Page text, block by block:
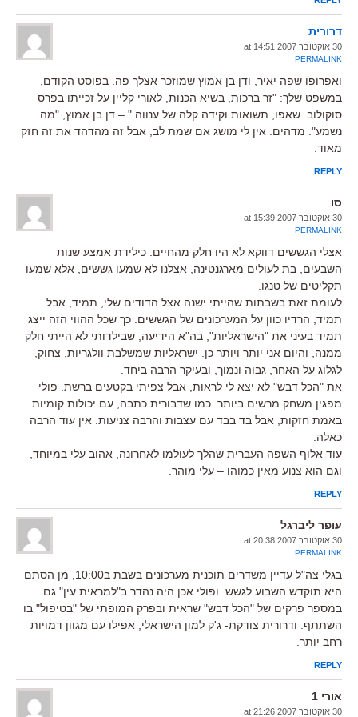
דרורית
30 אוקטובר 2007 at 14:51
PERMALINK
ואפרופו שפה יאיר, ודן בן אמוץ שמוזכר אצלך פה. בפוסט הקודם,
במשפט שלך: "זר ברכות, בשיא הכנות, לאורי קליין על זכייתו בפרס
סוקולוב. שאפו, תשואות וקידה קלה של ענווה." – דן בן אמוץ, "מה
נשמע". מדהים. אין לי מושג אם שמת לב, אבל זה מהדהד את זה חזק
מאוד.
REPLY
סו
30 אוקטובר 2007 at 15:39
PERMALINK
אצלי הגששים דווקא לא היו חלק מהחיים. כילידת אמצע שנות
השבעים, בת לעולים מארגנטינה, אצלנו לא שמעו גששים, אלא שמעו
תקליטים של טנגו.
לעומת זאת בשבתות שהייתי ישנה אצל הדודים שלי, תמיד, אבל
תמיד, הרדיו כוון על המערכונים של הגששים. כך שכל ההווי הזה ייצג
תמיד בעיני את "הישראליות", בה"א הידיעה, שבילדותי לא הייתי חלק
ממנה, והיום אני יותר ויותר כן. ישראליות שמשלבת וולגריות, צחוק,
לגלוג על האחר, גבוה ונמוך, ובעיקר הרבה ביחד.
את "הכל דבש" לא יצא לי לראות, אבל צפיתי בקטעים ברשת. פולי
מפגין משחק מרשים ביותר. כמו שדבורית כתבה, עם יכולות קומיות
באמת חזקות, אבל בד בבד עם עצבות והרבה צניעות. אין עוד הרבה
כאלה.
עוד אלוף השפה העברית שהלך לעולמו לאחרונה, אהוב עלי במיוחד,
וגם הוא צנוע מאין כמוהו – עלי מוהר.
REPLY
עופר ליברגל
30 אוקטובר 2007 at 20:38
PERMALINK
בגלי צה"ל עדיין משדרים תוכנית מערכונים בשבת ב10:00, מן הסתם
היא תוקדש השבוע לגשש. ופולי אכן היה נהדר ב"למראית עין" גם
במספר פרקים של "הכל דבש" שראית ובפרק המופתי של "בטיפול" בו
השתתף. ודרורית צודקת- ג'ק למון הישראלי, אפילו עם מגוון דמויות
רחב יותר.
REPLY
אורי 1
30 אוקטובר 2007 at 21:26